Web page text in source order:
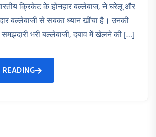
क्रिकेट के होनहार बल्लेबाज, ने घरेलू और
बल्लेबाजी से सबका ध्यान खींचा है। उनकी
भरी बल्लेबाजी, दबाव में खेलने की […]